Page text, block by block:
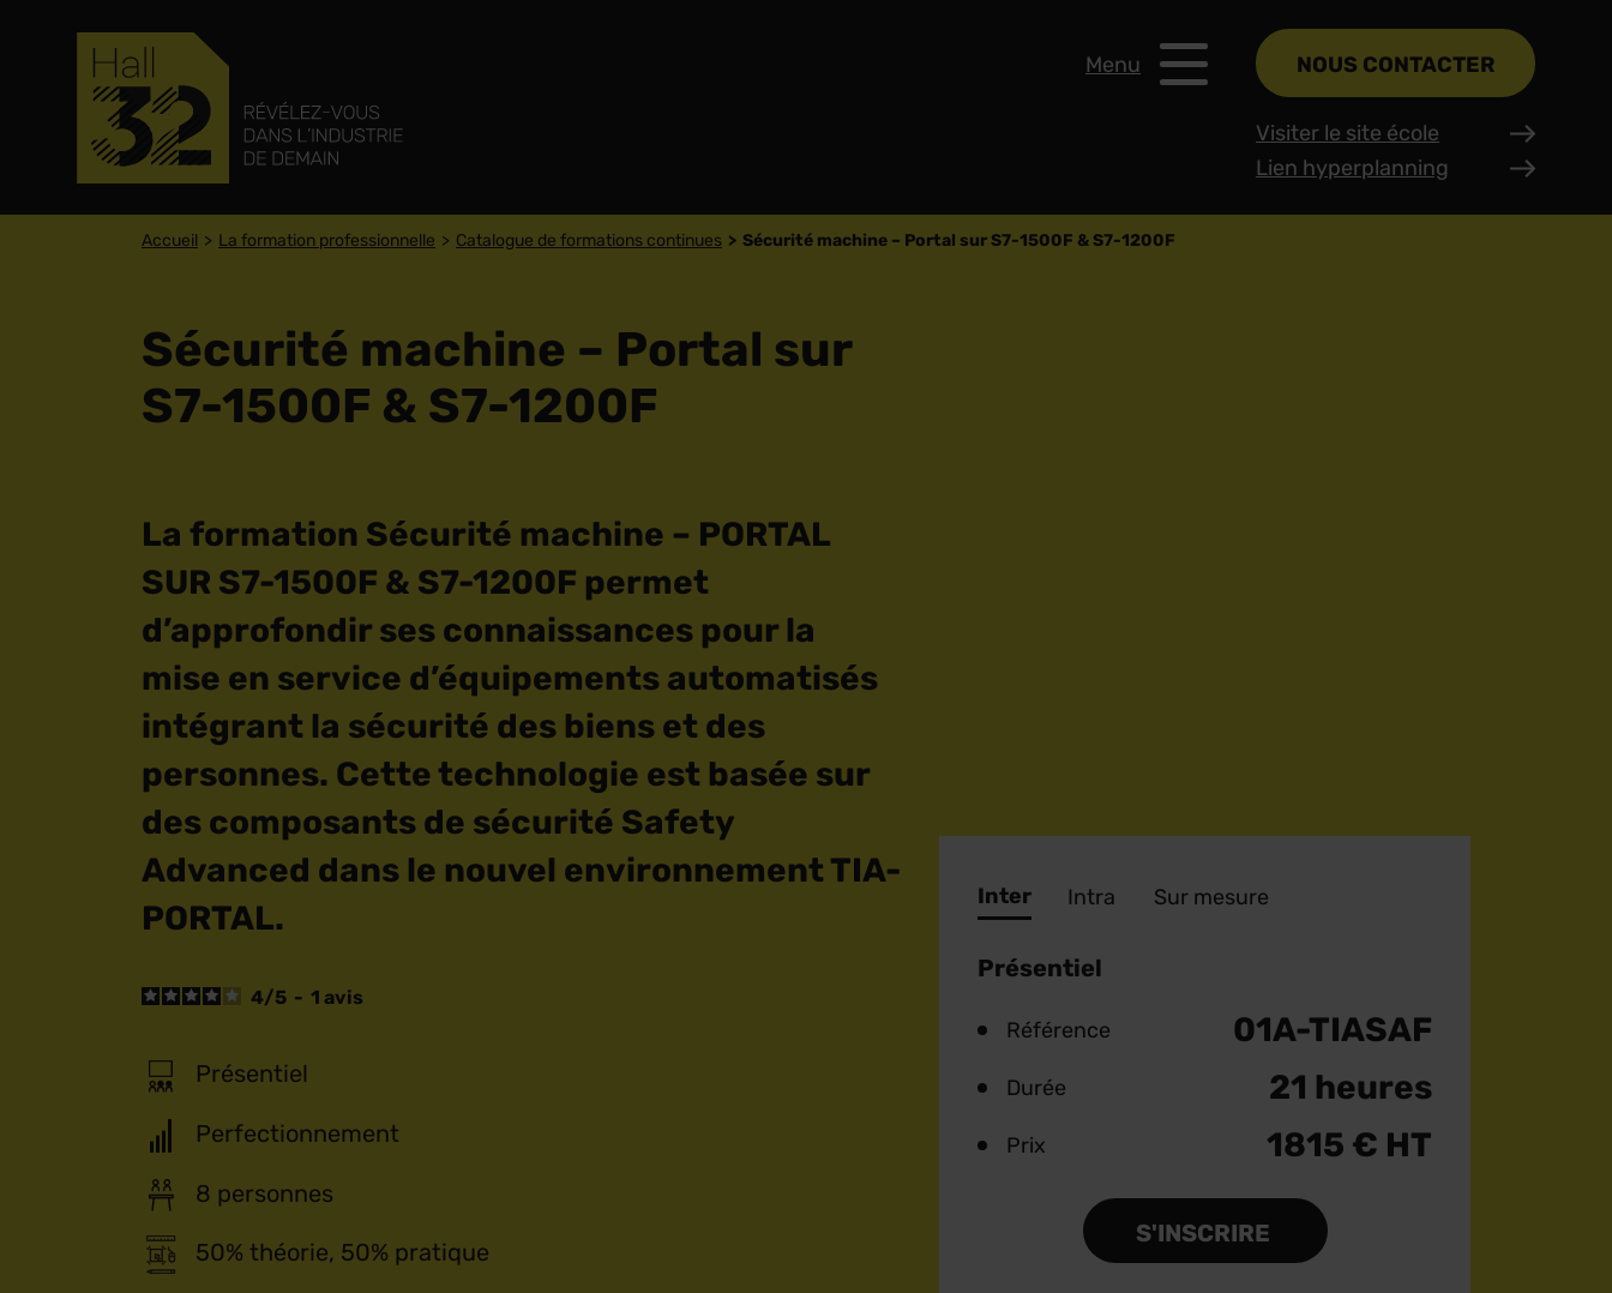
Menu NOUS CONTACTER
Visiter le site école
Lien hyperplanning
Accueil La formation professionnelle Catalogue de formations continues Sécurité machine – Portal sur S7-1500F & S7-1200F
Sécurité machine – Portal sur
S7-1500F & S7-1200F
La formation Sécurité machine – PORTAL
SUR S7-1500F & S7-1200F permet
d’approfondir ses connaissances pour la
mise en service d’équipements automatisés
intégrant la sécurité des biens et des
personnes. Cette technologie est basée sur
des composants de sécurité Safety
Advanced dans le nouvel environnement TIA-
PORTAL.
4/5 - 1 avis
Présentiel
Perfectionnement
8 personnes
50% théorie, 50% pratique
Inter Intra Sur mesure
Présentiel
Référence 01A-TIASAF
Durée 21 heures
Prix 1815 € HT
S'INSCRIRE